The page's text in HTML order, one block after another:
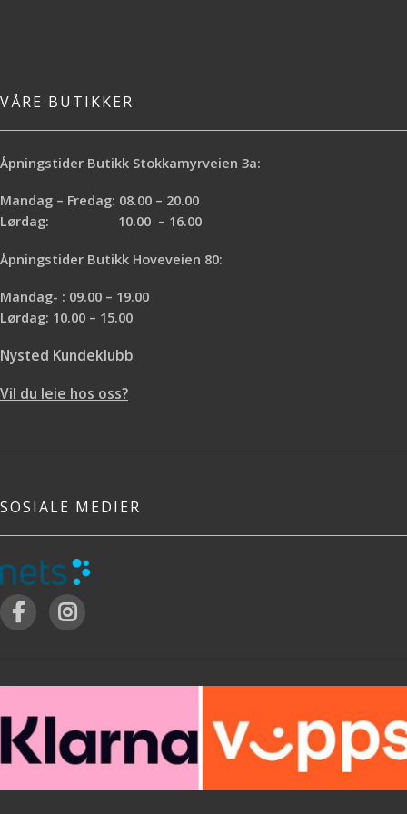
VÅRE BUTIKKER
Åpningstider Butikk Stokkamyrveien 3a:
Mandag – Fredag: 08.00 – 20.00
Lørdag: 10.00 – 16.00
Åpningstider Butikk Hoveveien 80:
Mandag- : 09.00 – 19.00
Lørdag: 10.00 – 15.00
Nysted Kundeklubb
Vil du leie hos oss?
SOSIALE MEDIER